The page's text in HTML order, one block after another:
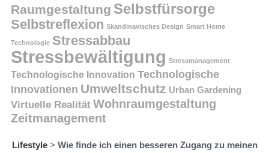
Raumgestaltung Selbstfürsorge
Selbstreflexion Skandinavisches Design Smart Home
Technologie Stressabbau
Stressbewältigung Stressmanagement
Technologische Innovation Technologische
Innovationen Umweltschutz Urban Gardening
Virtuelle Realität Wohnraumgestaltung
Zeitmanagement
Lifestyle> Wie finde ich einen besseren Zugang zu meinen